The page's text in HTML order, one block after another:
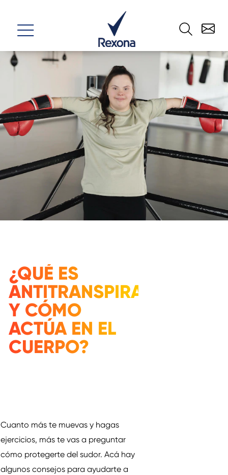
¿QUÉ ES
ANTITRANSPIRANTE
Y CÓMO
ACTÚA EN EL
CUERPO?
Cuanto más te muevas y hagas
ejercicios, más te vas a preguntar
cómo protegerte del sudor. Acá hay
algunos consejos para ayudarte a